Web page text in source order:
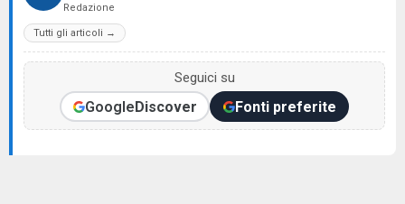
Redazione
Tutti gli articoli →
Seguici su
GoogleDiscover Fonti preferite